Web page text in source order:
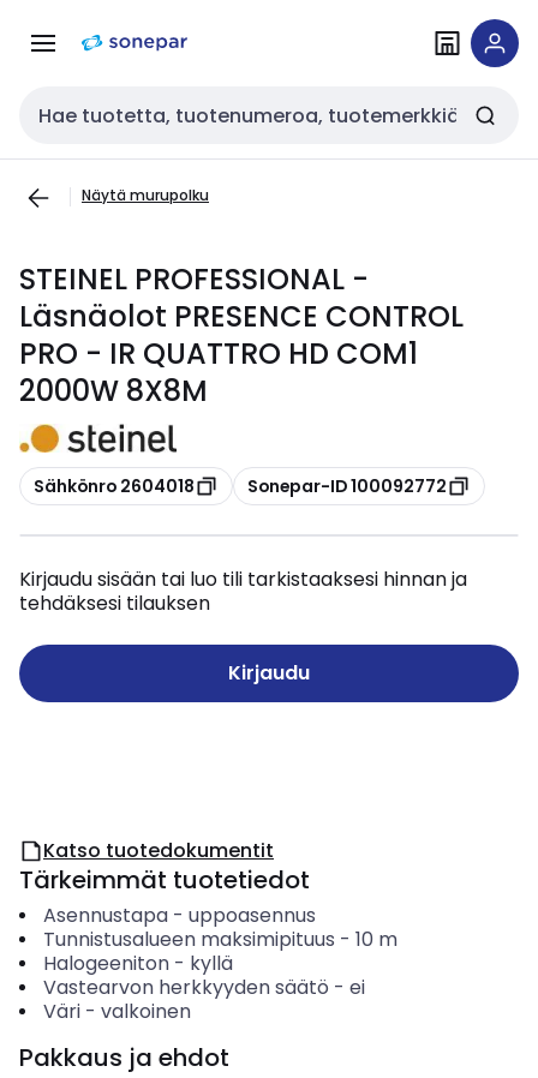
navigointiinsisältöön
Haku
Näytä murupolku
STEINEL PROFESSIONAL -
Läsnäolot PRESENCE CONTROL
PRO - IR QUATTRO HD COM1
2000W 8X8M
Kopioi
Sähkönro 2604018 Kopioi
Sonepar-ID 100092772
Kirjaudu sisään tai luo tili tarkistaaksesi hinnan ja
tehdäksesi tilauksen
Kirjaudu
Katso tuotedokumentit
Tärkeimmät tuotetiedot
Asennustapa- uppoasennus
Tunnistusalueen maksimipituus - 10 m
Halogeeniton- kyllä
Vastearvon herkkyyden säätö - ei
Väri- valkoinen
Pakkaus ja ehdot